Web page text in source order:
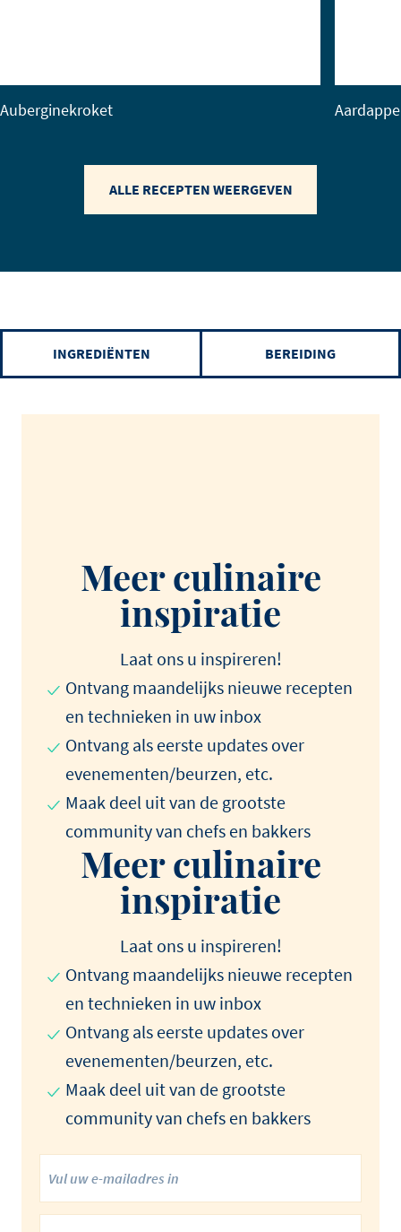
Auberginekroket
ALLE RECEPTEN WEERGEVEN
INGREDIËNTEN BEREIDING
Meer culinaire
inspiratie
Laat ons u inspireren!
Ontvang maandelijks nieuwe recepten
en technieken in uw inbox
Ontvang als eerste updates over
evenementen/beurzen, etc.
Maak deel uit van de grootste
community van chefs en bakkers
Meer culinaire
inspiratie
Laat ons u inspireren!
Ontvang maandelijks nieuwe recepten
en technieken in uw inbox
Ontvang als eerste updates over
evenementen/beurzen, etc.
Maak deel uit van de grootste
community van chefs en bakkers